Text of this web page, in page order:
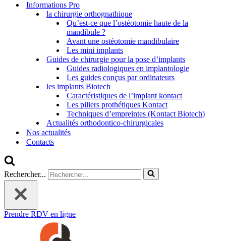
Informations Pro
la chirurgie orthognathique
Qu’est-ce que l’ostéotomie haute de la
mandibule ?
Avant une ostéotomie mandibulaire
Les mini implants
Guides de chirurgie pour la pose d’implants
Guides radiologiques en implantologie
Les guides conçus par ordinateurs
les implants Biotech
Caractéristiques de l’implant kontact
Les piliers prothétiques Kontact
Techniques d’empreintes (Kontact Biotech)
Actualités orthodontico-chirurgicales
Nos actualités
Contacts
Rechercher...
Prendre RDV en ligne